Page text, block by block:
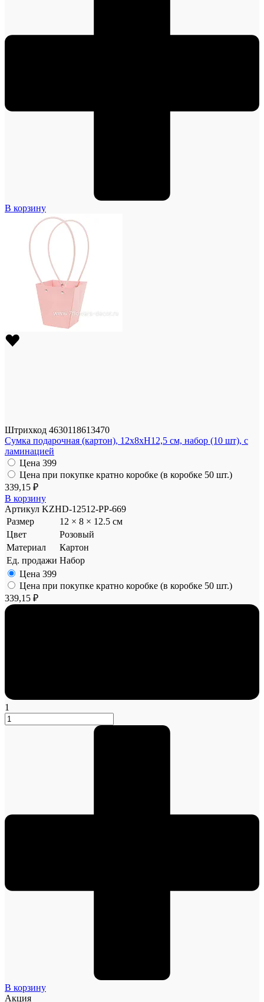
В корзину
Штрихкод 4630118613470
Сумка подарочная (картон), 12x8xH12,5 см, набор (10 шт), с
ламинацией
Цена 399
Цена при покупке кратно коробке (в коробке 50 шт.)
339,15 ₽
В корзину
Артикул KZHD-12512-PP-669
Размер
12 × 8 × 12.5 см
Цвет
Розовый
Материал
Картон
Ед. продажи Набор
Цена 399
Цена при покупке кратно коробке (в коробке 50 шт.)
339,15 ₽
1
В корзину
Акция